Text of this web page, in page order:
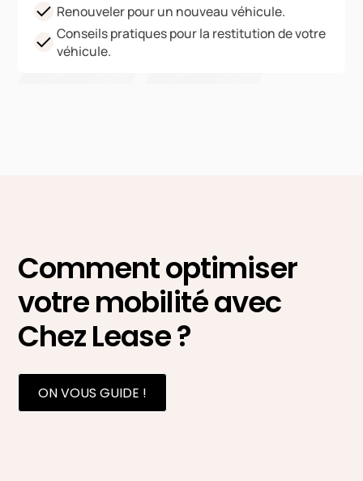
Renouveler pour un nouveau véhicule.
Conseils pratiques pour la restitution de votre
véhicule.
Comment optimiser
votre mobilité avec
Chez Lease ?
ON VOUS GUIDE !